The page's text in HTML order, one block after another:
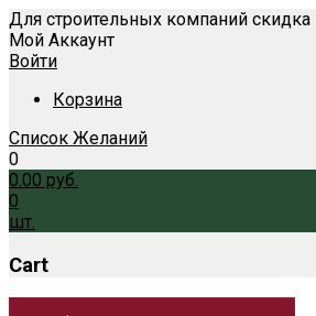
Для строительных компаний
Мой Аккаунт
Войти
Корзина
Список Желаний
0
0.00 руб.
0
шт.
Cart